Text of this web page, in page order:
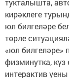
кирәклеге
юл билгеләре
төрле
«юл билгеләре»
физминутка,
интерактив